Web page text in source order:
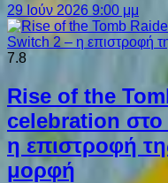
29 Ιούν 2026 9:00 μμ
7.8
Rise of the
celebration
η επιστροφή
μορφή